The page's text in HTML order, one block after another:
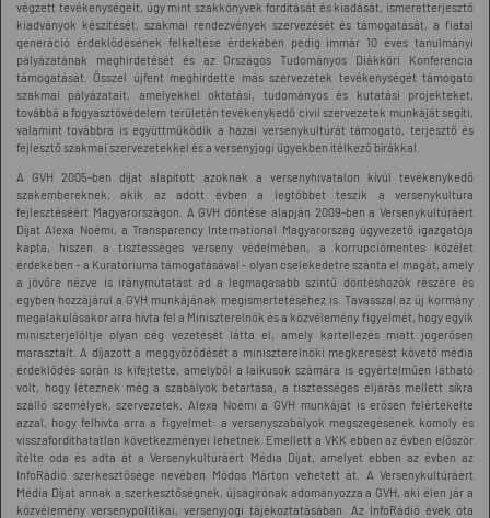
végzett tevékenységeit, úgy mint szakkönyvek fordítását és kiadását, ismeretterjesztő
kiadványok készítését, szakmai rendezvények szervezését és támogatását, a fiatal
generáció érdeklődésének felkeltése érdekében pedig immár 10 éves tanulmányi
pályázatának meghirdetését és az Országos Tudományos Diákköri Konferencia
támogatását. Ősszel újfent meghirdette más szervezetek tevékenységét támogató
szakmai pályázatait, amelyekkel oktatási, tudományos és kutatási projekteket,
továbbá a fogyasztóvédelem területén tevékenykedő civil szervezetek munkáját segíti,
valamint továbbra is együttműködik a hazai versenykultúrát támogató, terjesztő és
fejlesztő szakmai szervezetekkel és a versenyjogi ügyekben ítélkező bírákkal.
A GVH 2005-ben díjat alapított azoknak a versenyhivatalon kívül tevékenykedő
szakembereknek, akik az adott évben a legtöbbet teszik a versenykultúra
fejlesztéséért Magyarországon. A GVH döntése alapján 2009-ben a Versenykultúráért
Díjat Alexa Noémi, a Transparency International Magyarország ügyvezető igazgatója
kapta, hiszen a tisztességes verseny védelmében, a korrupciómentes közélet
érdekében - a Kuratóriuma támogatásával - olyan cselekedetre szánta el magát, amely
a jövőre nézve is iránymutatást ad a legmagasabb szintű döntéshozók részére és
egyben hozzájárul a GVH munkájának megismertetéséhez is. Tavasszal az új kormány
megalakulásakor arra hívta fel a Miniszterelnök és a közvélemény figyelmét, hogy egyik
miniszterjelöltje olyan cég vezetését látta el, amely kartellezés miatt jogerősen
marasztalt. A díjazott a meggyőződését a miniszterelnöki megkeresést követő média
érdeklődés során is kifejtette, amelyből a laikusok számára is egyértelműen látható
volt, hogy léteznek még a szabályok betartása, a tisztességes eljárás mellett síkra
szálló személyek, szervezetek. Alexa Noémi a GVH munkáját is erősen felértékelte
azzal, hogy felhívta arra a figyelmet: a versenyszabályok megszegésének komoly és
visszafordíthatatlan következményei lehetnek. Emellett a VKK ebben az évben először
ítélte oda és adta át a Versenykultúráért Média Díjat, amelyet ebben az évben az
InfoRádió szerkesztősége nevében Módos Márton vehetett át. A Versenykultúráért
Média Díjat annak a szerkesztőségnek, újságírónak adományozza a GVH, aki élen jár a
közvélemény versenypolitikai, versenyjogi tájékoztatásában. Az InfoRádió évek óta